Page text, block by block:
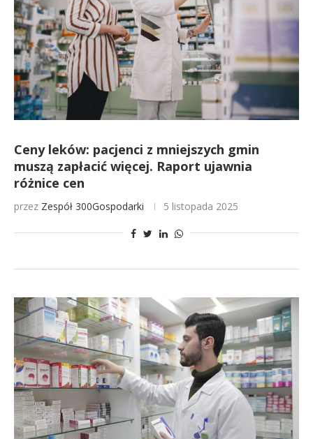
Ceny leków: pacjenci z mniejszych gmin
muszą zapłacić więcej. Raport ujawnia
różnice cen
przez Zespół 300Gospodarki 5 listopada 2025